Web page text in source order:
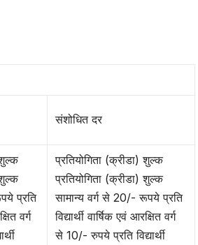
संशोधित दर
प्रति
वर्ग
प्रतियोगिता (क्रीडा) शुल्क
प्रतियोगिता (क्रीडा) शुल्क
सामान्य वर्ग से 20/- रूपये प्रति
विद्यार्थी वार्षिक एवं आरक्षित वर्ग
से 10/- रुपये प्रति विद्यार्थी